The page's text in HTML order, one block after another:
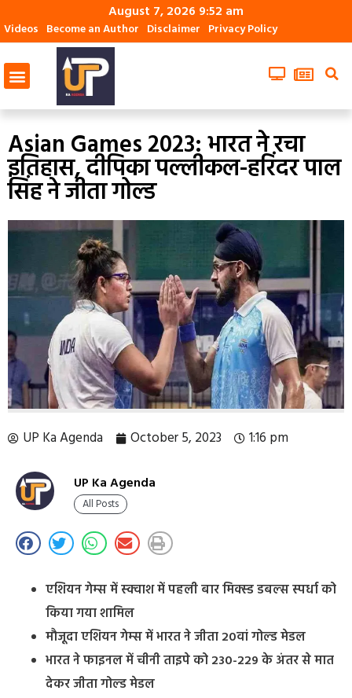
August 7, 2026 9:52 am
Videos Become an Author Disclaimer Privacy Policy
Asian Games 2023: भारत ने रचा
इतिहास, दीपिका पल्‍लीकल-हरिंदर पाल
सिंह ने जीता गोल्‍ड
UP Ka Agenda October 5, 2023 1:16 pm
UP Ka Agenda
All Posts
एशियन गेम्‍स में स्‍क्‍वाश में पहली बार मिक्‍स्‍ड डबल्‍स स्‍पर्धा को
किया गया शामिल
मौजूदा एशियन गेम्‍स में भारत ने जीता 20वां गोल्‍ड मेडल
भारत ने फाइनल में चीनी ताइपे को 230-229 के अंतर से मात
देकर जीता गोल्‍ड मेडल